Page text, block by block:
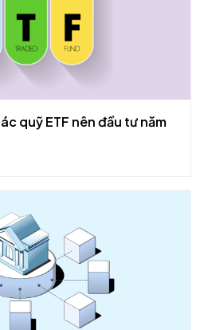
quỹ ETF nên đầu tư năm